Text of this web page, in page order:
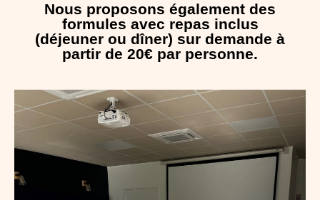
Nous proposons également des
formules avec repas inclus
(déjeuner ou dîner) sur demande à
partir de 20€ par personne.